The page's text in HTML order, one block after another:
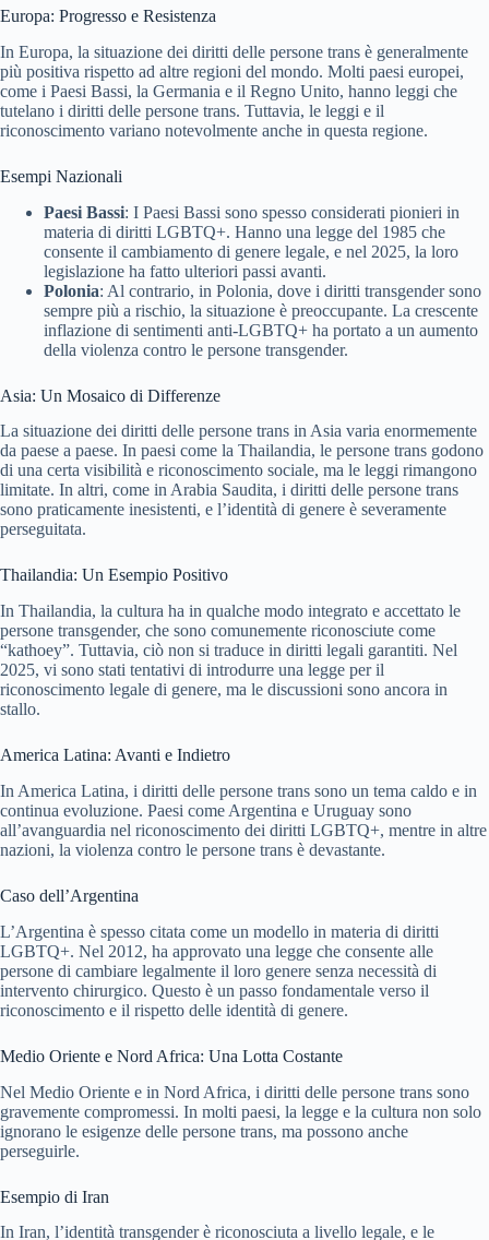
Europa: Progresso e Resistenza
In Europa, la situazione dei diritti delle persone trans è generalmente
più positiva rispetto ad altre regioni del mondo. Molti paesi europei,
come i Paesi Bassi, la Germania e il Regno Unito, hanno leggi che
tutelano i diritti delle persone trans. Tuttavia, le leggi e il
riconoscimento variano notevolmente anche in questa regione.
Esempi Nazionali
Paesi Bassi: I Paesi Bassi sono spesso considerati pionieri in
materia di diritti LGBTQ+. Hanno una legge del 1985 che
consente il cambiamento di genere legale, e nel 2025, la loro
legislazione ha fatto ulteriori passi avanti.
Polonia: Al contrario, in Polonia, dove i diritti transgender sono
sempre più a rischio, la situazione è preoccupante. La crescente
inflazione di sentimenti anti-LGBTQ+ ha portato a un aumento
della violenza contro le persone transgender.
Asia: Un Mosaico di Differenze
La situazione dei diritti delle persone trans in Asia varia enormemente
da paese a paese. In paesi come la Thailandia, le persone trans godono
di una certa visibilità e riconoscimento sociale, ma le leggi rimangono
limitate. In altri, come in Arabia Saudita, i diritti delle persone trans
sono praticamente inesistenti, e l’identità di genere è severamente
perseguitata.
Thailandia: Un Esempio Positivo
In Thailandia, la cultura ha in qualche modo integrato e accettato le
persone transgender, che sono comunemente riconosciute come
“kathoey”. Tuttavia, ciò non si traduce in diritti legali garantiti. Nel
2025, vi sono stati tentativi di introdurre una legge per il
riconoscimento legale di genere, ma le discussioni sono ancora in
stallo.
America Latina: Avanti e Indietro
In America Latina, i diritti delle persone trans sono un tema caldo e in
continua evoluzione. Paesi come Argentina e Uruguay sono
all’avanguardia nel riconoscimento dei diritti LGBTQ+, mentre in altre
nazioni, la violenza contro le persone trans è devastante.
Caso dell’Argentina
L’Argentina è spesso citata come un modello in materia di diritti
LGBTQ+. Nel 2012, ha approvato una legge che consente alle
persone di cambiare legalmente il loro genere senza necessità di
intervento chirurgico. Questo è un passo fondamentale verso il
riconoscimento e il rispetto delle identità di genere.
Medio Oriente e Nord Africa: Una Lotta Costante
Nel Medio Oriente e in Nord Africa, i diritti delle persone trans sono
gravemente compromessi. In molti paesi, la legge e la cultura non solo
ignorano le esigenze delle persone trans, ma possono anche
perseguirle.
Esempio di Iran
In Iran, l’identità transgender è riconosciuta a livello legale, e le